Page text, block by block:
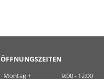
ÖFFNUNGSZEITEN
Montag + 9:00 - 12:00